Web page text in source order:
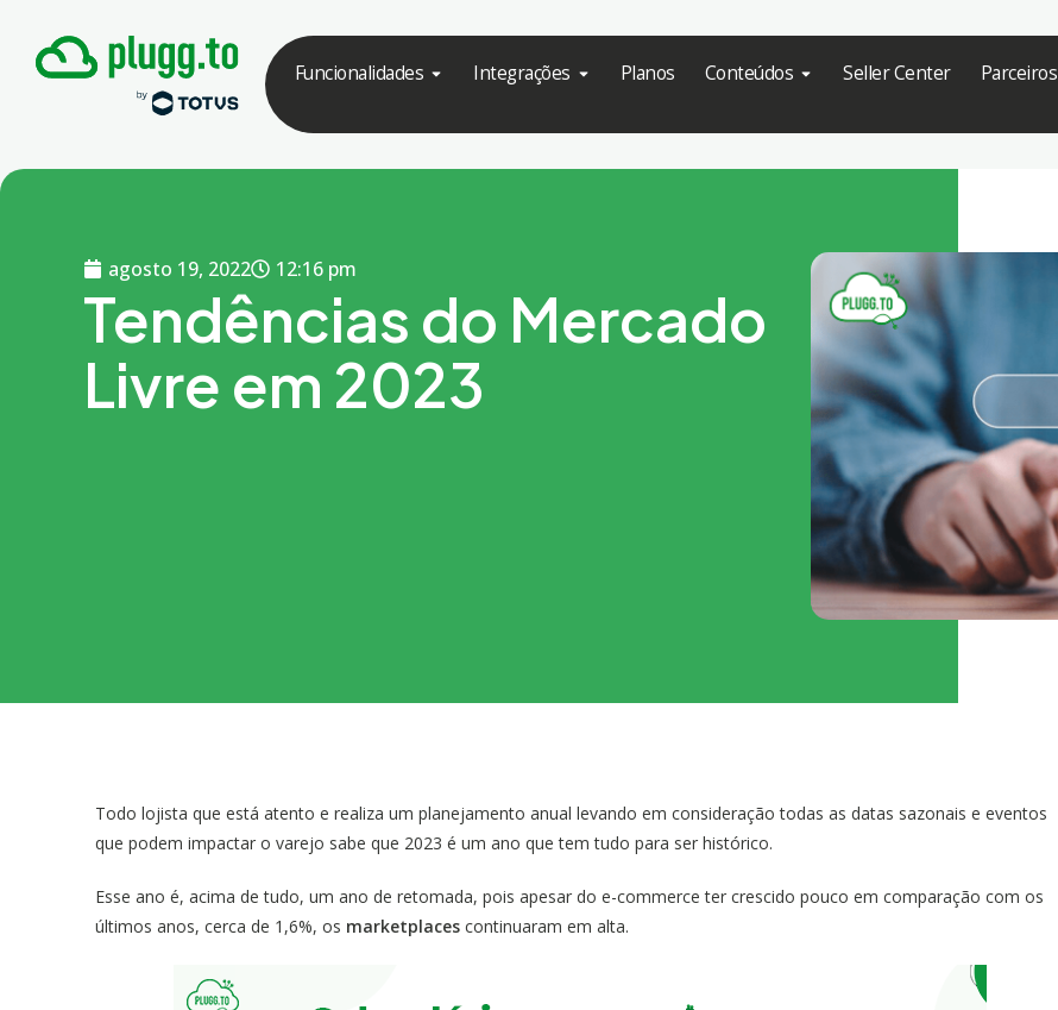
Funcionalidades Integrações Planos Conteúdos Seller Center Parceiros
agosto 19, 2022 12:16 pm
Tendências do Mercado
Livre em 2023
Todo lojista que está atento e realiza um planejamento anual levando em consideração todas as datas sazonais e eventos
que podem impactar o varejo sabe que 2023 é um ano que tem tudo para ser histórico.
Esse ano é, acima de tudo, um ano de retomada, pois apesar do e-commerce ter crescido pouco em comparação com os
últimos anos, cerca de 1,6%, os marketplaces continuaram em alta.